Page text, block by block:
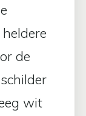
de
wit